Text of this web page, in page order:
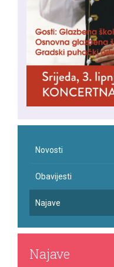
Novosti
Obavijesti
Najave
Najave